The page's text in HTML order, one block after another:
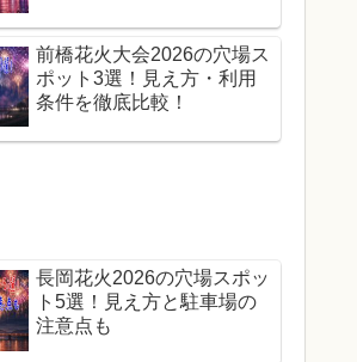
前橋花火大会2026の穴場ス
ポット3選！見え方・利用
条件を徹底比較！
長岡花火2026の穴場スポッ
ト5選！見え方と駐車場の
注意点も